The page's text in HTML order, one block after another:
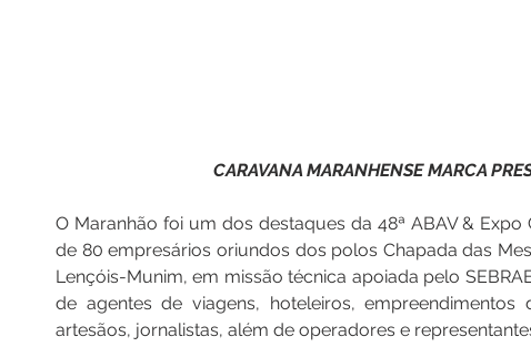
CARAVANA MARANHENSE MARCA
O Maranhão foi um dos destaques da 48ª ABAV &
de 80 empresários oriundos dos polos Chapada das
Lençóis-Munim, em missão técnica apoiada pelo
de agentes de viagens, hoteleiros,
artesãos, jornalistas, além de operadores e